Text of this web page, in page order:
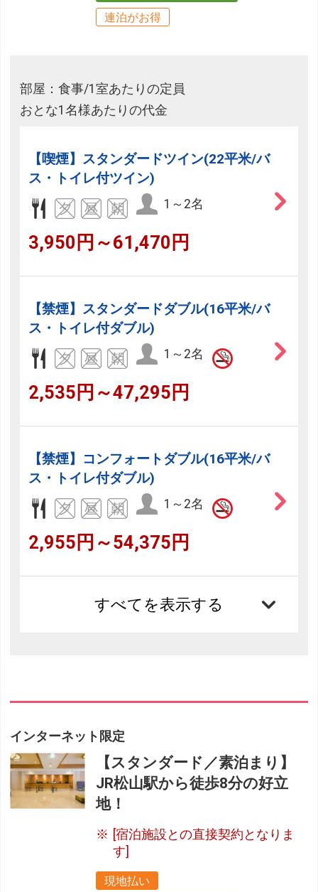
連泊がお得
部屋：食事/1室あたりの定員
おとな1名様あたりの代金
【喫煙】スタンダードツイン(22平米/バ
ス・トイレ付ツイン)
1～2名
3,950円～61,470円
【禁煙】スタンダードダブル(16平米/バ
ス・トイレ付ダブル)
1～2名
2,535円～47,295円
【禁煙】コンフォートダブル(16平米/バ
ス・トイレ付ダブル)
1～2名
2,955円～54,375円
すべてを表示する
インターネット限定
【スタンダード／素泊まり】
JR松山駅から徒歩8分の好立
地！
[宿泊施設との直接契約となりま
す]
現地払い